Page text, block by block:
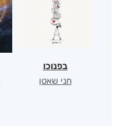
בפנוכו
חני שאטן